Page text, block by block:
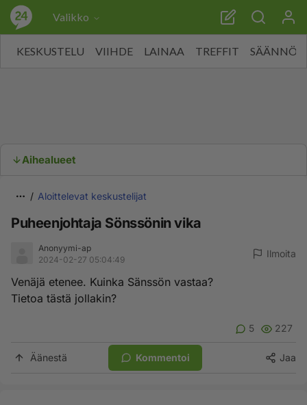
Valikko
KESKUSTELU VIIHDE LAINAA TREFFIT SÄÄNNÖT
Aihealueet
Aloittelevat keskustelijat
Puheenjohtaja Sönssönin vika
Anonyymi-ap
2024-02-27 05:04:49
Ilmoita
Venäjä etenee. Kuinka Sänssön vastaa?
Tietoa tästä jollakin?
5 227
Äänestä Kommentoi Jaa